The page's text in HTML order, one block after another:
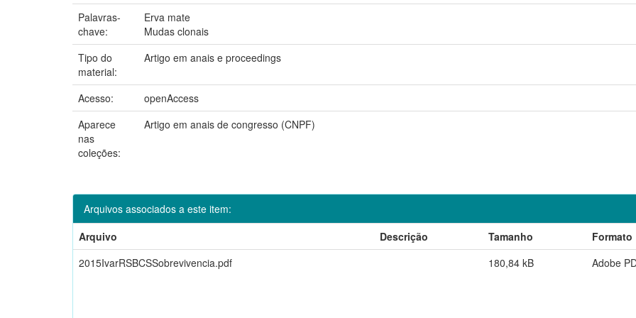
Palavras-
chave:
Erva mate
Mudas clonais
Tipo do
material:
Artigo em anais e proceedings
Acesso:
openAccess
Aparece
nas
coleções:
Artigo em anais de congresso (CNPF)
Arquivos associados a este item:
Arquivo
Descrição Tamanho
Formato
2015IvarRSBCSSobrevivencia.pdf
180,84 kB Adobe